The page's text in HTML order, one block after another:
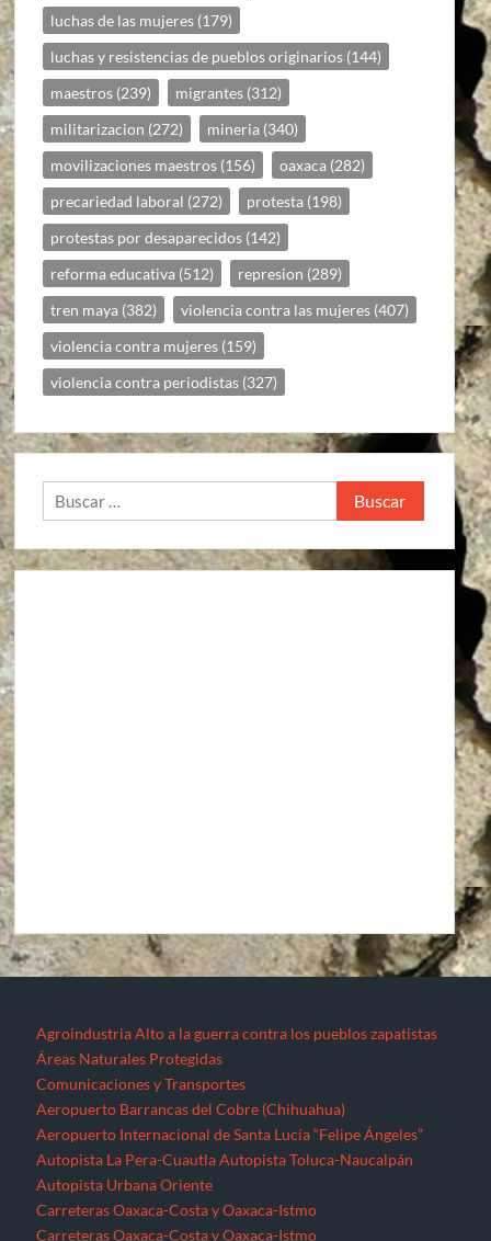
luchas de las mujeres (179)
luchas y resistencias de pueblos originarios (144)
maestros (239) migrantes (312)
militarizacion (272) mineria (340)
movilizaciones maestros (156) oaxaca (282)
precariedad laboral (272) protesta (198)
protestas por desaparecidos (142)
reforma educativa (512) represion (289)
tren maya (382) violencia contra las mujeres (407)
violencia contra mujeres (159)
violencia contra periodistas (327)
Buscar:
Agroindustria Alto a la guerra contra los pueblos zapatistas
Áreas Naturales Protegidas
Comunicaciones y Transportes
Aeropuerto Barrancas del Cobre (Chihuahua)
Aeropuerto Internacional de Santa Lucía “Felipe Ángeles”
Autopista La Pera-Cuautla Autopista Toluca-Naucalpán
Autopista Urbana Oriente
Carreteras Oaxaca-Costa y Oaxaca-Istmo
Carreteras Oaxaca-Costa y Oaxaca-Istmo